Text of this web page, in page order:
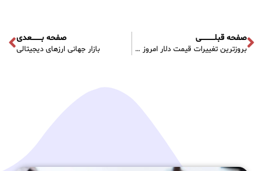
صفحه قبلـــــــــــی
بروزترین تغییرات قیمت دلار امروز 10 آبان 1401
صفحه بــــــــعدی
بازار جهانی ارز‌های دیجیتالی